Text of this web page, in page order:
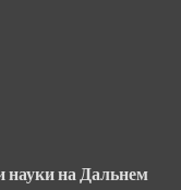
науки на Дальнем